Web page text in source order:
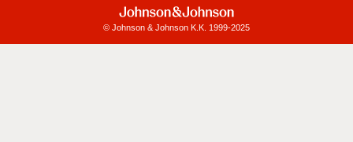
© Johnson & Johnson K.K. 1999-2025